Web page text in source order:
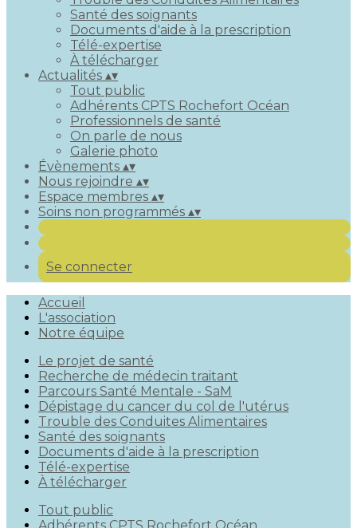
Santé des soignants
Documents d'aide à la prescription
Télé-expertise
À télécharger
Actualités ▴▾
Tout public
Adhérents CPTS Rochefort Océan
Professionnels de santé
On parle de nous
Galerie photo
Évènements ▴▾
Nous rejoindre ▴▾
Espace membres ▴▾
Soins non programmés ▴▾
Se connecter
Accueil
L'association
Notre équipe
Le projet de santé
Recherche de médecin traitant
Parcours Santé Mentale - SaM
Dépistage du cancer du col de l'utérus
Trouble des Conduites Alimentaires
Santé des soignants
Documents d'aide à la prescription
Télé-expertise
À télécharger
Tout public